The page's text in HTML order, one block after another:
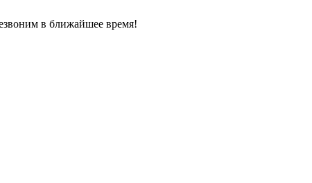
в ближайшее время!